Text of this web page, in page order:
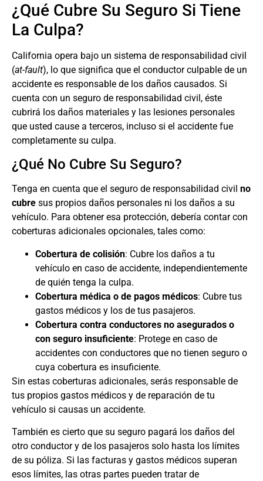
¿Qué Cubre Su Seguro Si Tiene
La Culpa?
California opera bajo un sistema de responsabilidad civil
(at-fault), lo que significa que el conductor culpable de un
accidente es responsable de los daños causados. Si
cuenta con un seguro de responsabilidad civil, éste
cubrirá los daños materiales y las lesiones personales
que usted cause a terceros, incluso si el accidente fue
completamente su culpa.
¿Qué No Cubre Su Seguro?
Tenga en cuenta que el seguro de responsabilidad civil no
cubre sus propios daños personales ni los daños a su
vehículo. Para obtener esa protección, debería contar con
coberturas adicionales opcionales, tales como:
Cobertura de colisión: Cubre los daños a tu
vehículo en caso de accidente, independientemente
de quién tenga la culpa.
Cobertura médica o de pagos médicos: Cubre tus
gastos médicos y los de tus pasajeros.
Cobertura contra conductores no asegurados o
con seguro insuficiente: Protege en caso de
accidentes con conductores que no tienen seguro o
cuya cobertura es insuficiente.
Sin estas coberturas adicionales, serás responsable de
tus propios gastos médicos y de reparación de tu
vehículo si causas un accidente.
También es cierto que su seguro pagará los daños del
otro conductor y de los pasajeros solo hasta los límites
de su póliza. Si las facturas y gastos médicos superan
esos límites, las otras partes pueden tratar de